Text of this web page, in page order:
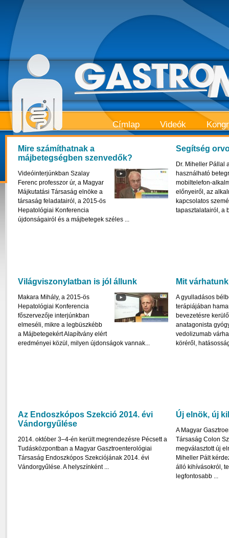
Címlap Videók
Mire számíthatnak a
májbetegségben szenvedők?
Videóinterjúnkban Szalay
Ferenc professzor úr, a Magyar
Májkutatási Társaság elnöke a
társaság feladatairól, a 2015-ös
Hepatológiai Konferencia
újdonságairól és a májbetegek széles ...
Világviszonylatban is jól állunk
Makara Mihály, a 2015-ös
Hepatológiai Konferencia
főszervezője interjúnkban
elmeséli, mikre a legbüszkébb
a Májbetegekért Alapítvány elért
eredményei közül, milyen újdonságok vannak...
Az Endoszkópos Szekció 2014. évi
Vándorgyűlése
2014. október 3–4-én került megrendezésre Pécsett a
Tudásközpontban a Magyar Gasztroenterológiai
Társaság Endoszkópos Szekciójának 2014. évi
Vándorgyűlése. A helyszínként ...
Segítség
Dr. Miheller Pállal
használható
mobiltelefon-
előnyeiről, az
kapcsolatos
tapasztalatairól, a
Mit
A gyulladásos
terápiájában
bevezetésre
anatagonista
vedolizumab
köréről,
Új elnök, új
A Magyar
Társaság Colon
megválasztott új
Miheller Pált
álló kihívásokról,
legfontosabb ...